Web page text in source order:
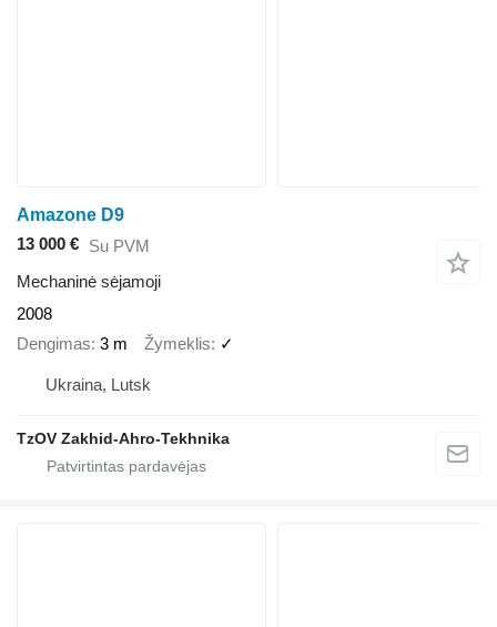
Amazone D9
13 000 € Su PVM
Mechaninė sėjamoji
2008
Dengimas 3 m Žymeklis ✓
Ukraina, Lutsk
TzOV Zakhid-Ahro-Tekhnika